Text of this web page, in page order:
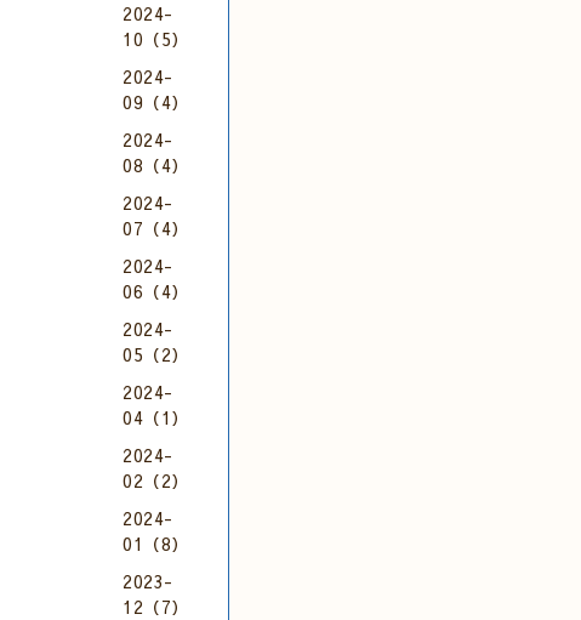
2024-
10（5）
2024-
09（4）
2024-
08（4）
2024-
07（4）
2024-
06（4）
2024-
05（2）
2024-
04（1）
2024-
02（2）
2024-
01（8）
2023-
12（7）